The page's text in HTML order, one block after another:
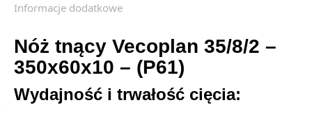
Informacje dodatkowe
Nóż tnący Vecoplan 35/8/2 –
350x60x10 – (P61)
Wydajność i trwałość cięcia: